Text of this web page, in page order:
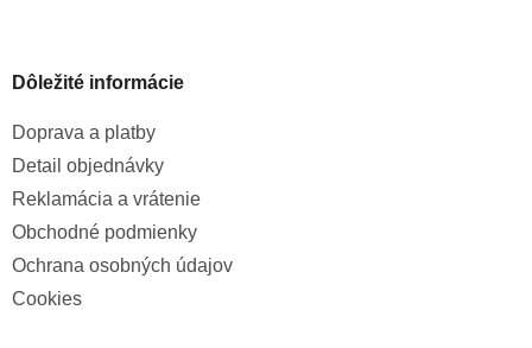
Dôležité informácie
Doprava a platby
Detail objednávky
Reklamácia a vrátenie
Obchodné podmienky
Ochrana osobných údajov
Cookies